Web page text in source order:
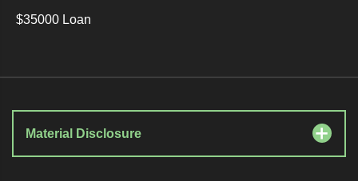
$35000 Loan
Material Disclosure